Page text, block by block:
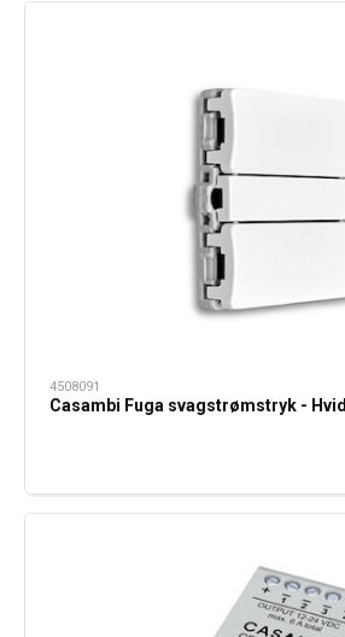
4508091
Casambi Fuga svagstrømstryk - Hvid